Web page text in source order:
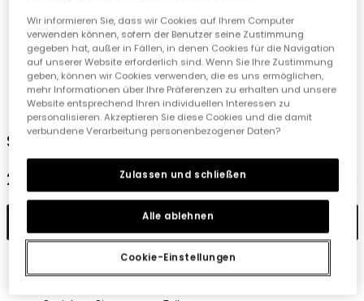
1 2 3 4 5
Short denim en azul marino
22,90 €
In den Warenkorb
Wir informieren Sie, dass wir Cookies auf Ihrem Computer
verwenden können, sofern der Benutzer seine Zustimmung
gegeben hat, außer in Fällen, in denen Cookies für die Navigation
auf unserer Website erforderlich sind. Wenn Sie Ihre Zustimmung
geben, können wir Cookies verwenden, die es uns ermöglichen,
mehr Informationen über Ihre Präferenzen zu erhalten und unsere
Website entsprechend Ihren individuellen Interessen zu
personalisieren. Akzeptieren Sie diese Cookies und die damit
verbundene Verarbeitung personenbezogener Daten?
Cookie-Einstellungen
Alle ablehnen
Zulassen und schließen